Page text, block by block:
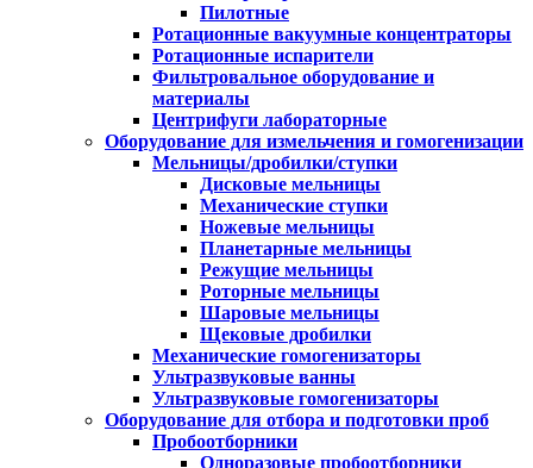
Пилотные
Ротационные вакуумные концентраторы
Ротационные испарители
Фильтровальное оборудование и
материалы
Центрифуги лабораторные
Оборудование для измельчения и гомогенизации
Мельницы/дробилки/ступки
Дисковые мельницы
Механические ступки
Ножевые мельницы
Планетарные мельницы
Режущие мельницы
Роторные мельницы
Шаровые мельницы
Щековые дробилки
Механические гомогенизаторы
Ультразвуковые ванны
Ультразвуковые гомогенизаторы
Оборудование для отбора и подготовки проб
Пробоотборники
Одноразовые пробоотборники